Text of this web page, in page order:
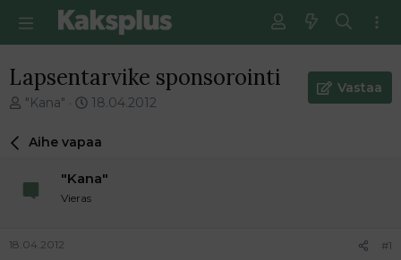
Lapsentarvike sponsorointi
V
e
i
t
"Kana"
E
s
m
ä
18.04.2012
Vastaa
Aihe vapaa
"Kana"
Vieras
18.04.2012 #1